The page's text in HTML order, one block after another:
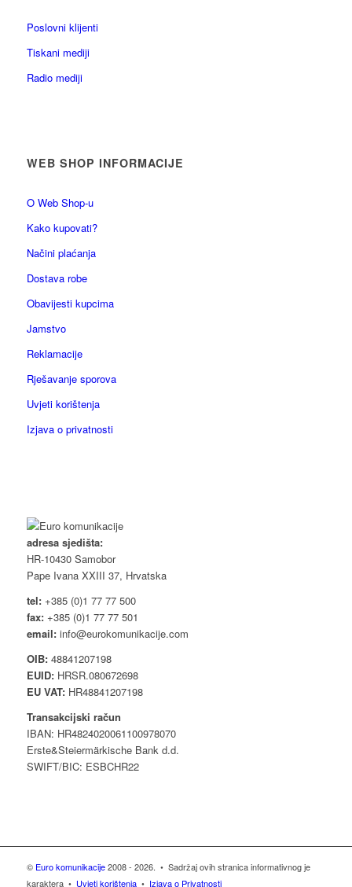
Poslovni klijenti
Tiskani mediji
Radio mediji
WEB SHOP INFORMACIJE
O Web Shop-u
Kako kupovati?
Načini plaćanja
Dostava robe
Obavijesti kupcima
Jamstvo
Reklamacije
Rješavanje sporova
Uvjeti korištenja
Izjava o privatnosti
adresa sjedišta:
HR-10430 Samobor
Pape Ivana XXIII 37, Hrvatska
tel:+385 (0)1 77 77 500
fax:+385 (0)1 77 77 501
email:info@eurokomunikacije.com
OIB:48841207198
EUID:HRSR.080672698
EU VAT:HR48841207198
Transakcijski račun
IBAN: HR4824020061100978070
Erste&Steiermärkische Bank d.d.
SWIFT/BIC: ESBCHR22
© Euro komunikacije2008 - 2026. • Sadržaj ovih stranica informativnog je
karaktera • Uvjeti korištenja• Izjava o Privatnosti